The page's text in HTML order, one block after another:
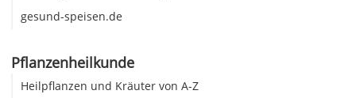
gesund-speisen.de
Pflanzenheilkunde
Heilpflanzen und Kräuter von A-Z